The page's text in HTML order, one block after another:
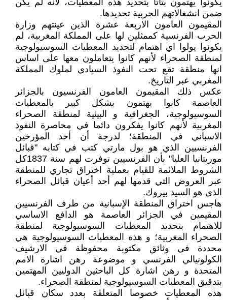
يكونوا يهتمون بتاتا بتحديد هذه المعطيات، لأنه لم يكن
ضمن انشغالاتهم الحربية تحديدها.
المقيمون العامون الاربعة عشرة الذين عينتهم وزارة
الحرب الفرنسية كممثلين لها على المملكة المغربية، لم
يكونوا يولوا اي اهتمام لتحديد المعطيات السوسيولوجية
لمنطقة الصحراء لأنهم كانوا يتعاملون معها على اساس
انها منطقة تقع تحت النفوذ السيادي لملوك المملكة
المغربي عبر التاريخ.
عكس ذلك المقيمون العامون الفرنسيون بالجزائر
العاصمة كانوا يهتمون بشكل كبير بالمعطيات
السوسيولوجية، الجغرافية و البيئية لمنطقة الصحراء
المغربية لأنهم كانوا يفكرون دائما في محاصرة النفوذ
الاسباني في المنطقة؛ لدرجة أن أحد المؤرخين
الفرنسيين الذي هو بول مارتي كتب في كتابه "قبائل
موريتانيا العليا" بأن الفرنسيين توفرت لهم سنة 1837كل
الشروط الملائمة للقيام بعملية اختراق تجاري للمنطقة
عبر العروض التي قدمها لهم أحد أعيان قبائل الصحراء
الذي هو السيد بيروك.
هاجس اختراق المنطقة الإسبانية من طرف الفرنسيين
المقيمين في الجزائر العاصمة هو الدافع الاساسي
للاهتمام بتحديد المعطيات السوسيولوجية لمنطقة
الصحراء المغربية؛ و هذه المعطيات السوسيولوجية هي
محددة في وثائق مكتوبة محفوظة في الارشيف
الكولونيالي الفرنسي و موضوعة رهن اشارة الامم
المتحدة و رهن اشارة كل الباحثين الدوليين المهتمين
بتدقيق المعطيات السوسيولوجية لمنطقة الصحراء.
هذه المعطيات خصوصا المتعلقة بعدد سكان قبائل